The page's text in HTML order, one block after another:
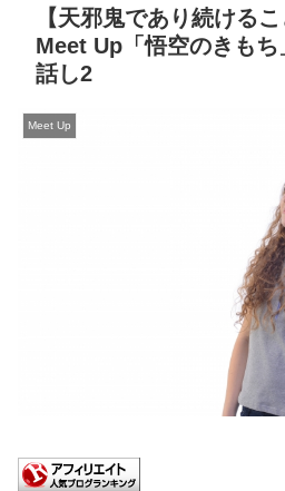
【天邪鬼であり続ける
Meet Up「悟空のきも
話し2
Meet Up